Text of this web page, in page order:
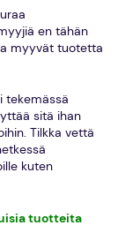
en tähän
myyvät tuotetta
tekemässä
sitä ihan
Tilkka vettä
kuten
tuotteita